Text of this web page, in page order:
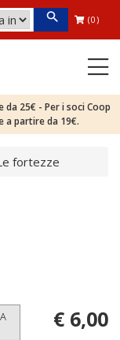
(0)
25€ - Per i soci Coop
a partire da 19€.
fortezze
€ 6,00